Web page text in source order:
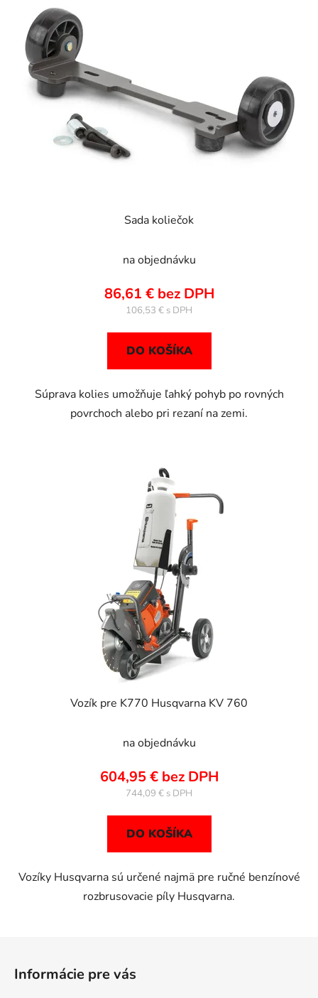
Sada koliečok
na objednávku
86,61 € bez DPH
106,53 €
DO KOŠÍKA
Súprava kolies umožňuje ľahký pohyb po rovných
povrchoch alebo pri rezaní na zemi.
Vozík pre K770 Husqvarna KV 760
na objednávku
604,95 € bez DPH
744,09 €
DO KOŠÍKA
Vozíky Husqvarna sú určené najmä pre ručné benzínové
rozbrusovacie píly Husqvarna.
Informácie pre vás